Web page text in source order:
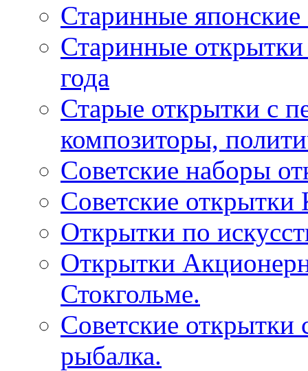
Старинные
Старинные
года
Старые открытки с
композиторы,
Советские наборы
Советские открытки
Открытки по
Открытки
Стокгольме.
Советские открытки
рыбалка.